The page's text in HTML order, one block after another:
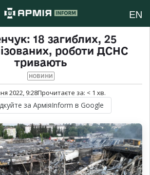
EN
18 загиблих, 25
роботи ДСНС
тривають
НОВИНИ
2022, 9:28Прочитаєте за: < 1 хв.
за АрміяInform в Google